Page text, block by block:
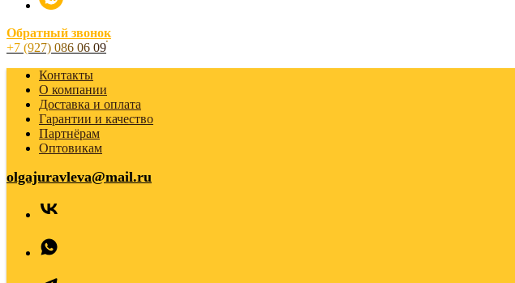
Обратный звонок
+7 (927) 086 06 09
Контакты
О компании
Доставка и оплата
Гарантии и качество
Партнёрам
Оптовикам
olgajuravleva@mail.ru